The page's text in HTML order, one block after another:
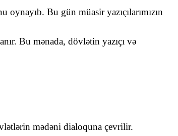
Bu gün müasir yazıçılarımızın
Bu mənada, dövlətin yazıçı və
mədəni dialoquna çevrilir.